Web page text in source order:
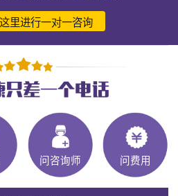
里进行一对一咨询
问咨询师 问费用